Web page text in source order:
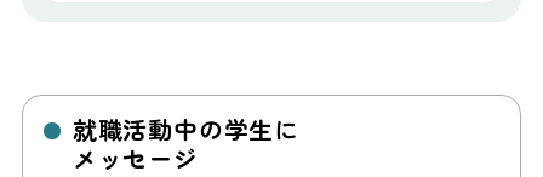
● 就職活動中の学生に
メッセージ